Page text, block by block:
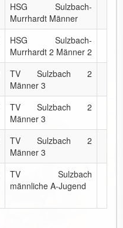
HSG Sulzbach-
Murrhardt Männer
HSG Sulzbach-
Murrhardt 2 Männer 2
TV Sulzbach 2
Männer 3
TV Sulzbach 2
Männer 3
TV Sulzbach 2
Männer 3
TV Sulzbach
männliche A-Jugend